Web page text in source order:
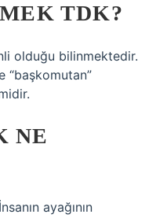
TDK?
olduğu bilinmektedir.
“başkomutan”
NE
ayağının